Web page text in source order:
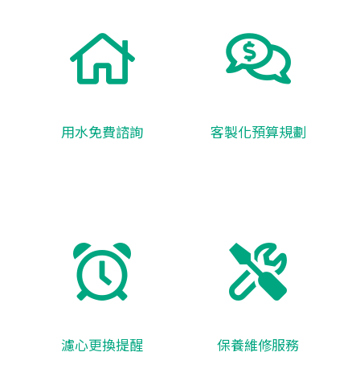
用水免費諮詢 客製化預算規劃
濾心更換提醒 保養維修服務